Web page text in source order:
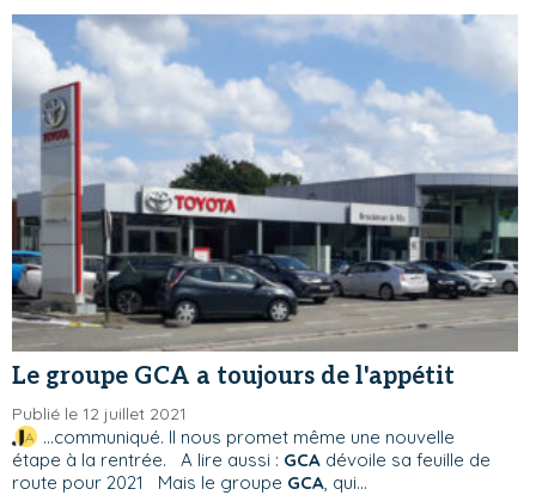
Le groupe GCA a toujours de l'appétit
Publié le 12 juillet 2021
...communiqué. Il nous promet même une nouvelle
étape à la rentrée. A lire aussi : GCA dévoile sa feuille de
route pour 2021 Mais le groupe GCA , qui...